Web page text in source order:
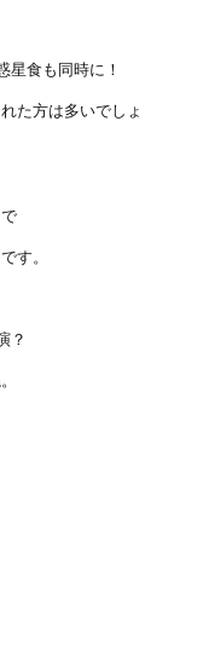
星食も同時に！
た方は多いでしょ
す。
？